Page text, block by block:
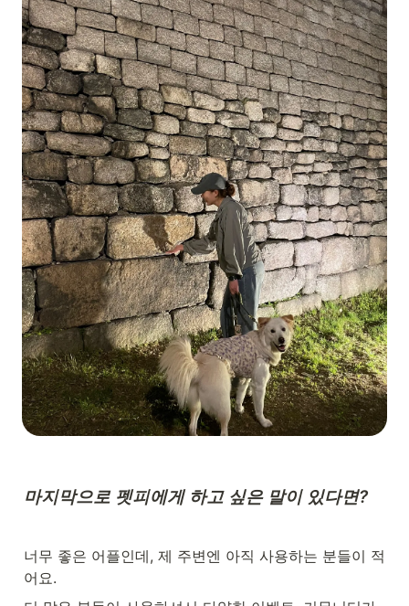
마지막으로 펫피에게 하고 싶은 말이 있다면?
너무 좋은 어플인데, 제 주변엔 아직 사용하는 분들이 적
어요.